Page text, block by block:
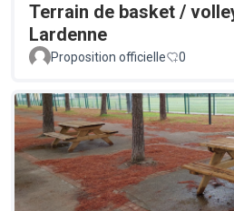
Terrain de basket /
Lardenne
Proposition officielle 0